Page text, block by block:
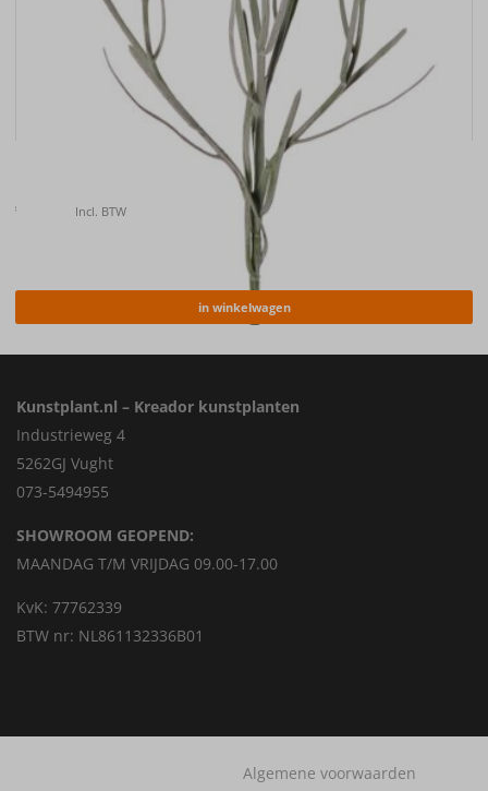
Kunstbloem Korenbloem (Centaurea cyanus) , 66cm
€ Incl. BTW
in winkelwagen
Kunstplant.nl – Kreador kunstplanten
Industrieweg 4
5262GJ Vught
073-5494955
SHOWROOM GEOPEND:
MAANDAG T/M VRIJDAG 09.00-17.00
KvK: 77762339
BTW nr: NL861132336B01
Algemene voorwaarden